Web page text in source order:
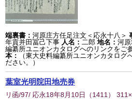
端裏書：河原庄方任足注文＜応永十八＞
年貢并田冨己下事 人名： 二郎 地名：河
編纂所ユニオンカタログへのリンクをご
本：
（東大史料編纂所ユニオンカタログ
ださい。）
葉室光明院田地売券
リ函/97/ 応永18年8月10日 （1411 ）